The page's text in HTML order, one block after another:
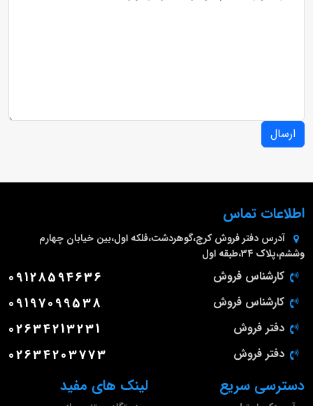
ارسال
لینک های مفید دسترسی سریع
اطلاعات تماس
آدرس دفتر فروش کرج،گوهردشت،فلکه اول،بین خیابان چهارم
وششم،پلاک 34،طبقه اول
کارشناس فروش 09128594636
کارشناس فروش 09197099538
دفتر فروش 02634213231
دفتر فروش 02634203773